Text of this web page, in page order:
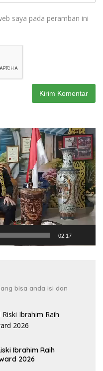
saya pada peramban ini
02:17
bisa anda isi dan
Ibrahim Raih
2026